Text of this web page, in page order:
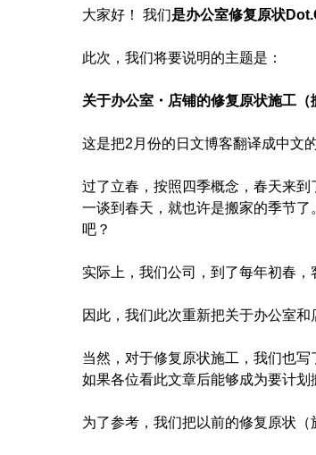
大家好！ 我们是办公室修复原状
此次，我们将要说明的主题是：
关于办公室・店铺的修复原状施工（
这是把2月份的日文博客翻译成中文的
过了立春，按照四季概念，春天来到
一谈到春天，就也许是搬家的季节
吧？
实际上，我们公司，到了每年初春，
因此，我们此次重新把关于办公室
当然，对于修复原状施工，我们也写
如果各位看此文章后能够成为要计划
为了参考，我们把以前的修复原状